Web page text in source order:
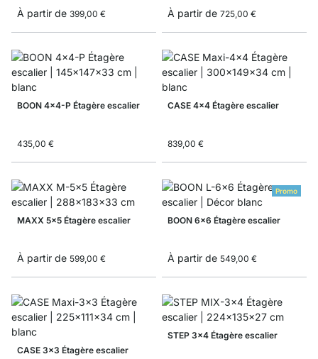
À partir de 399,00 € À partir de 725,00 €
BOON 4x4-P Étagère escalier
435,00 €
CASE 4x4 Étagère escalier
839,00 €
MAXX 5x5 Étagère escalier
À partir de 599,00 €
Promo
BOON 6x6 Étagère escalier
À partir de 549,00 €
CASE 3x3 Étagère escalier
STEP 3x4 Étagère escalier